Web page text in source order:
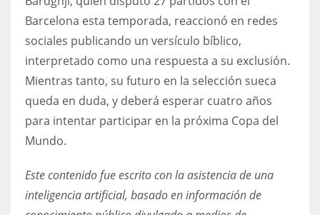
Barcelona esta temporada, reaccionó en redes
sociales publicando un versículo bíblico,
interpretado como una respuesta a su exclusión.
Mientras tanto, su futuro en la selección sueca
queda en duda, y deberá esperar cuatro años
para intentar participar en la próxima Copa del
Mundo.
Este contenido fue escrito con la asistencia de una
inteligencia artificial, basado en información de